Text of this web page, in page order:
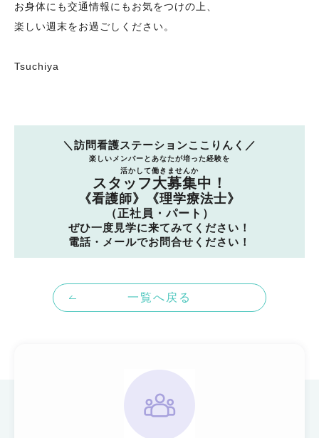
お身体にも交通情報にもお気をつけの上、
楽しい週末をお過ごしください。
Tsuchiya
＼訪問看護ステーションここりんく／
楽しいメンバーとあなたが培った経験を
活かして働きませんか
スタッフ大募集中！
《看護師》《理学療法士》
（正社員・パート）
ぜひ一度見学に来てみてください！
電話・メールでお問合せください！
一覧へ戻る